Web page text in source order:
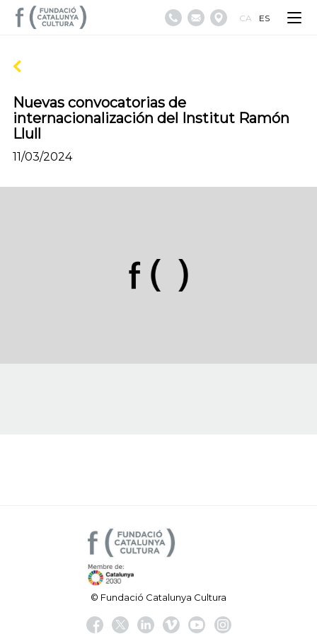
CA ES
Nuevas convocatorias de
internacionalización del Institut Ramón
Llull
11/03/2024
© Fundació Catalunya Cultura